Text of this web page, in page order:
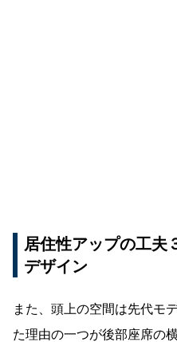
居住性アップの工夫
デザイン
また、頭上の空間は先代モ
た理由の一つが後部座席の